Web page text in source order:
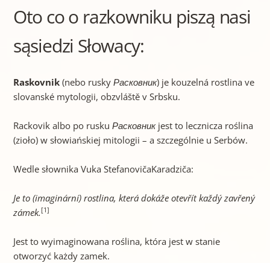
Oto co o razkowniku piszą nasi
sąsiedzi Słowacy:
Raskovnik(nebo rusky Расковник) je kouzelná rostlina ve
slovanské mytologii, obzvláště v Srbsku.
Rackovik albo po rusku Расковник jest to lecznicza roślina
(zioło) w słowiańskiej mitologii – a szczególnie u Serbów.
Wedle słownika Vuka StefanovičaKaradziča:
Je to (imaginární) rostlina, která dokáže otevřít každý zavřený
zámek. [1]
Jest to wyimaginowana roślina, która jest w stanie
otworzyć każdy zamek.